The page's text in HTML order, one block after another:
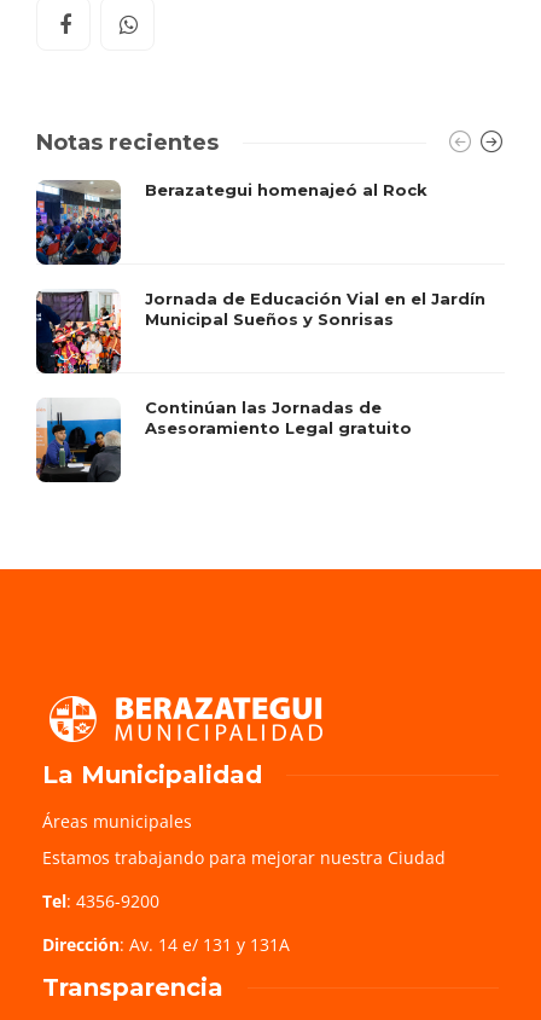
Notas recientes
Berazategui homenajeó al Rock
Jornada de Educación Vial en el Jardín
Municipal Sueños y Sonrisas
Continúan las Jornadas de
Asesoramiento Legal gratuito
La Municipalidad
Áreas municipales
Estamos trabajando para mejorar nuestra Ciudad
Tel: 4356-9200
Dirección: Av. 14 e/ 131 y 131A
Transparencia